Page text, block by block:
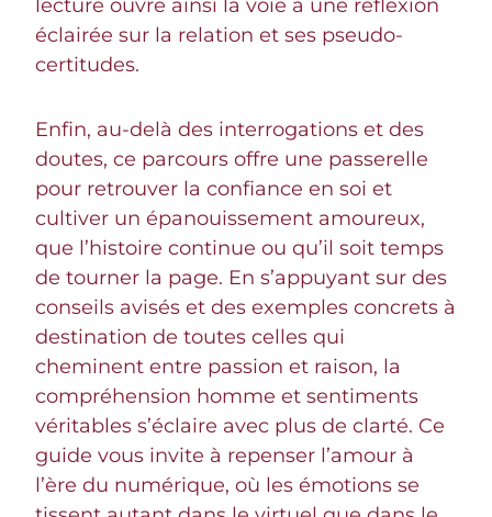
lecture ouvre ainsi la voie à une réflexion
éclairée sur la relation et ses pseudo-
certitudes.
Enfin, au-delà des interrogations et des
doutes, ce parcours offre une passerelle
pour retrouver la confiance en soi et
cultiver un épanouissement amoureux,
que l’histoire continue ou qu’il soit temps
de tourner la page. En s’appuyant sur des
conseils avisés et des exemples concrets à
destination de toutes celles qui
cheminent entre passion et raison, la
compréhension homme et sentiments
véritables s’éclaire avec plus de clarté. Ce
guide vous invite à repenser l’amour à
l’ère du numérique, où les émotions se